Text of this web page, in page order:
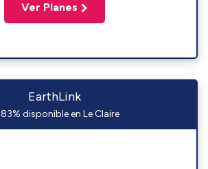
Ver Planes
EarthLink
83% disponible en Le Claire